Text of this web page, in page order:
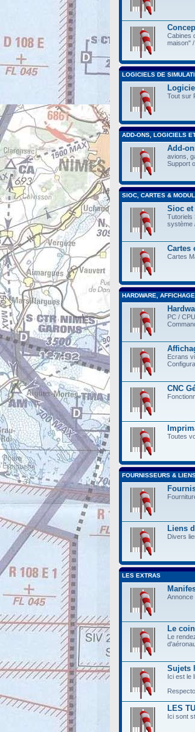
Cabines
maison"
LOGICIELS DE
Tout sur
ADD-ONS, LOGICIELS
Add-
avions,
Support
SIOC, CARTES &
Sioc
Tutoriels
système
Cartes
Cartes
HARDWARE,
PC /
Ecrans
CNC
Toutes
FOURNISSEURS &
Liens
Divers
LES EXTRAS
Annonce
Le
Le
Sujets
Ici est le
LES
Ici sont